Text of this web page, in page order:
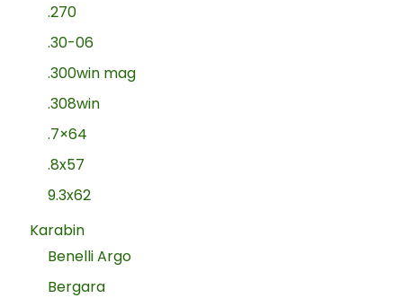
.270
.30-06
.300win mag
.308win
.7×64
.8x57
9.3x62
Karabin
Benelli Argo
Bergara